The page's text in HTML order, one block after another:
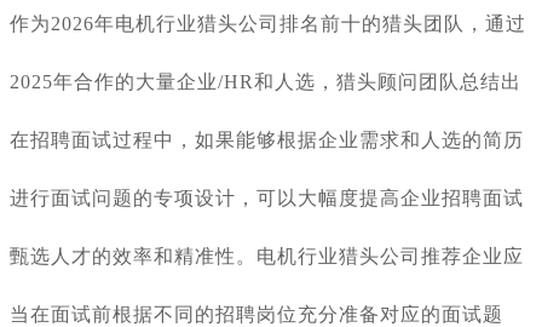
作为2026年电机行业猎头公司排名前十的猎头团队，通过
2025年合作的大量企业/HR和人选，猎头顾问团队总结出
在招聘面试过程中，如果能够根据企业需求和人选的简历
进行面试问题的专项设计，可以大幅度提高企业招聘面试
甄选人才的效率和精准性。 电机行业猎头公司推荐企业应
当在面试前根据不同的招聘岗位充分准备对应的面试题